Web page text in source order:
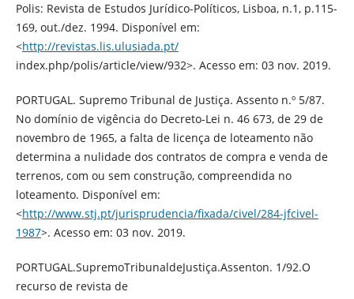
Polis: Revista de Estudos Jurídico-Políticos, Lisboa, n.1, p.115-
169, out./dez. 1994. Disponível em:
<http://revistas.lis.ulusiada.pt/
index.php/polis/article/view/932>. Acesso em: 03 nov. 2019.
PORTUGAL. Supremo Tribunal de Justiça. Assento n.º 5/87.
No domínio de vigência do Decreto-Lei n. 46 673, de 29 de
novembro de 1965, a falta de licença de loteamento não
determina a nulidade dos contratos de compra e venda de
terrenos, com ou sem construção, compreendida no
loteamento. Disponível em:
<http://www.stj.pt/jurisprudencia/fixada/civel/284-jfcivel-
1987>. Acesso em: 03 nov. 2019.
PORTUGAL.SupremoTribunaldeJustiça.Assenton. 1/92.O
recurso de revista de